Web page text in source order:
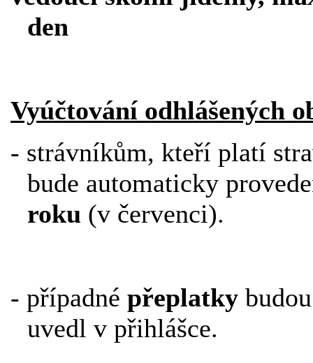
den
Vyúčtování odhlášených
- strávníkům, kteří platí
bude automaticky
roku (v červenci).
- případné přeplatky
uvedl v přihlášce.